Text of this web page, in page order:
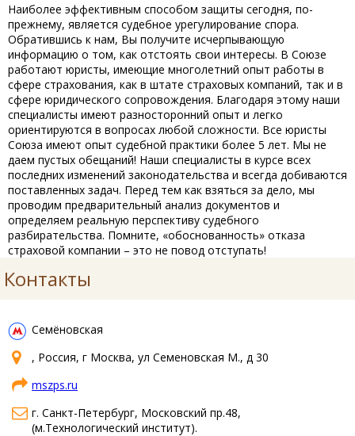
Наиболее эффективным способом защиты сегодня, по-
прежнему, является судебное урегулирование спора.
Обратившись к нам, Вы получите исчерпывающую
информацию о том, как отстоять свои интересы. В Союзе
работают юристы, имеющие многолетний опыт работы в
сфере страхования, как в штате страховых компаний, так и в
сфере юридического сопровождения. Благодаря этому наши
специалисты имеют разносторонний опыт и легко
ориентируются в вопросах любой сложности. Все юристы
Союза имеют опыт судебной практики более 5 лет. Мы не
даем пустых обещаний! Наши специалисты в курсе всех
последних изменений законодательства и всегда добиваются
поставленных задач. Перед тем как взяться за дело, мы
проводим предварительный анализ документов и
определяем реальную перспективу судебного
разбирательства. Помните, «обоснованность» отказа
страховой компании – это не повод отступать!
Контакты
Семёновская
, Россия, г Москва, ул Семеновская М., д 30
mszps.ru
г. Санкт-Петербург, Московский пр.48,
(м.Технологический институт).